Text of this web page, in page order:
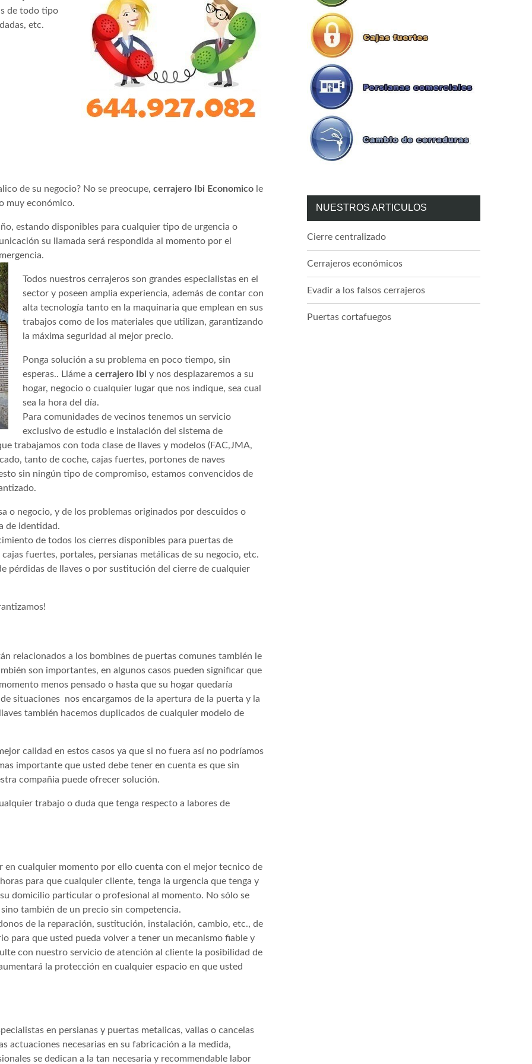
de todo tipo
etc.
de su negocio? No se preocupe, cerrajero Ibi Economico le
muy económico.
estando disponibles para cualquier tipo de urgencia o
su llamada será respondida al momento por el
Todos nuestros cerrajeros son grandes especialistas en el
sector y poseen amplia experiencia, además de contar con
alta tecnología tanto en la maquinaria que emplean en sus
trabajos como de los materiales que utilizan, garantizando
la máxima seguridad al mejor precio.
Ponga solución a su problema en poco tiempo, sin
esperas.. Lláme a cerrajero Ibi y nos desplazaremos a su
hogar, negocio o cualquier lugar que nos indique, sea cual
sea la hora del día.
Para comunidades de vecinos tenemos un servicio
exclusivo de estudio e instalación del sistema de
trabajamos con toda clase de llaves y modelos (FAC,JMA,
tanto de coche, cajas fuertes, portones de naves
sin ningún tipo de compromiso, estamos convencidos de
o negocio, y de los problemas originados por descuidos o
de identidad.
de todos los cierres disponibles para puertas de
fuertes, portales, persianas metálicas de su negocio, etc.
pérdidas de llaves o por sustitución del cierre de cualquier
relacionados a los bombines de puertas comunes también le
son importantes, en algunos casos pueden significar que
menos pensado o hasta que su hogar quedaría
situaciones nos encargamos de la apertura de la puerta y la
también hacemos duplicados de cualquier modelo de
calidad en estos casos ya que si no fuera así no podríamos
importante que usted debe tener en cuenta es que sin
compañia puede ofrecer solución.
trabajo o duda que tenga respecto a labores de
en cualquier momento por ello cuenta con el mejor tecnico de
para que cualquier cliente, tenga la urgencia que tenga y
domicilio particular o profesional al momento. No sólo se
también de un precio sin competencia.
de la reparación, sustitución, instalación, cambio, etc., de
para que usted pueda volver a tener un mecanismo fiable y
con nuestro servicio de atención al cliente la posibilidad de
la protección en cualquier espacio en que usted
en persianas y puertas metalicas, vallas o cancelas
actuaciones necesarias en su fabricación a la medida,
se dedican a la tan necesaria y recommendable labor
NUESTROS ARTICULOS
Cierre centralizado
Cerrajeros económicos
Evadir a los falsos cerrajeros
Puertas cortafuegos